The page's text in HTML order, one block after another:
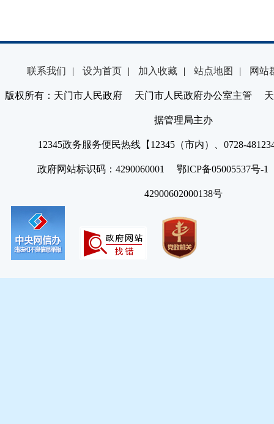
联系我们 | 设为首页 | 加入收藏 | 站点地图 | 网站
版权所有：天门市人民政府 天门市人民政府办公室主管 天
据管理局主办
12345政务服务便民热线【12345（市内）、0728-
政府网站标识码：4290060001 鄂ICP备05005537号
42900602000138号